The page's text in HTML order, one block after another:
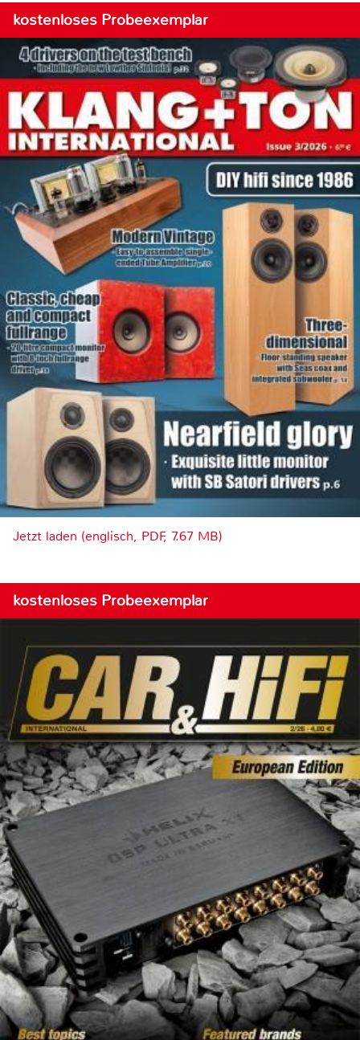
kostenloses Probeexemplar
Jetzt laden (englisch, PDF, 7.67 MB)
kostenloses Probeexemplar